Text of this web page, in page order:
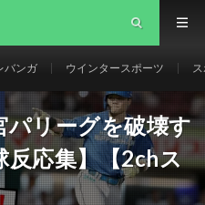
バンガ ウインタースポーツ
パリーグを破壊す
反応集】【2chス